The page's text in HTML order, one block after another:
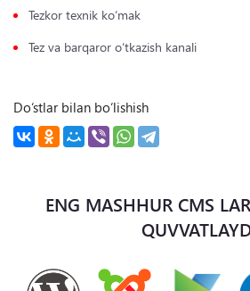
Tezkor texnik ko‘mak
Tez va barqaror o‘tkazish kanali
Do‘stlar bilan bo‘lishish
ENG MASHHUR CMS